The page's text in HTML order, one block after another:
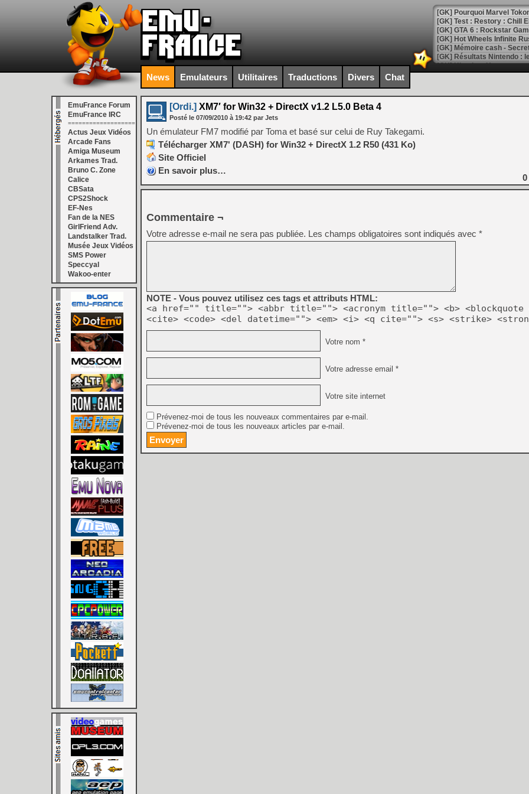
[GK] Pourquoi Marvel
[GK] Test : Restory : Chill
[GK] GTA 6 : Rockstar
[GK] Hot Wheels Infinite
[GK] Mémoire cash -
[GK] Résultats Nintendo :
[GK] Déjà des
[Mo5] Brickboy cherche à
[GK] Minecraft et ses «
[GK] Beast of
[GK] Ubisoft : fin de partie
[GK] Mémoire cash -
[GK] Dan Houser (GTA)
[GK] Comment EA Sports
[GK] Crimson Moon : un
[GK] Isle of Reveries : le
[GK] Moonlighter 2 : The
[GK] Capcom relance
[Mo5] Deux inédits du
[GK] Le beat'em up The
[GK] Endless Legend 2 :
[LS] [PS5] Le WebKit
[GK] Oubliez Crazy Taxi,
[LS] [Switch] NSZ 5.0.0
[GK] No More Room in
[GK] Un chatbot Atelier
[GK] Mémoire cash -
[GK] Nvidia : le prix des
[GK] Suikoden Star Leap
[Mo5] La mini borne
News Emulateurs Utilitaires Traductions Divers Chat
EmuFrance Forum
EmuFrance IRC
===================
Actus Jeux Vidéos
Arcade Fans
Amiga Museum
Arkames Trad.
Bruno C. Zone
Calice
CBSata
CPS2Shock
EF-Nes
Fan de la NES
GirlFriend Adv.
Landstalker Trad.
Musée Jeux Vidéos
SMS Power
Speccyal
Wakoo-enter
[Ordi.] XM7′ for Win32 + DirectX v1.2 L5.0 Beta 4
Posté le 07/09/2010 à 19:42 par Jets
Un émulateur FM7 modifié par Toma et basé sur celui de Ruy Takegami.
Télécharger XM7' (DASH) for Win32 + DirectX 1.2 R50 (431 Ko)
Site Officiel
En savoir plus…
0
Commentaire ¬
Votre adresse e-mail ne sera pas publiée. Les champs obligatoires sont indiqués avec *
NOTE - Vous pouvez utilisez ces tags et attributs HTML:
<a href="" title=""> <abbr title=""> <acronym title=""> <b> <blockquote
<cite> <code> <del datetime=""> <em> <i> <q cite=""> <s> <strike>
Votre nom *
Votre adresse email *
Votre site internet
Prévenez-moi de tous les nouveaux commentaires par e-mail.
Prévenez-moi de tous les nouveaux articles par e-mail.